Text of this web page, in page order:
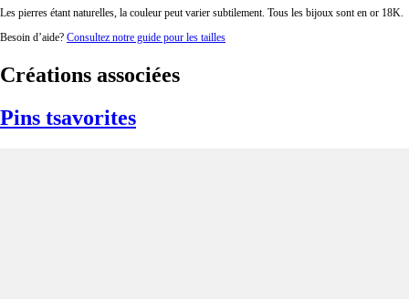
Les pierres étant naturelles, la couleur peut varier subtilement. Tous les bijoux sont en or 18K.
Besoin d’aide? Consultez notre guide pour les tailles
Créations associées
Pins tsavorites